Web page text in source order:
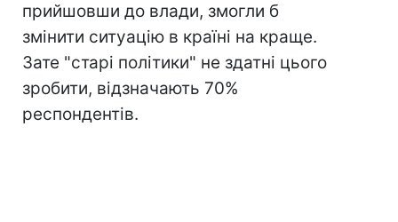
прийшовши до влади, змогли б
змінити ситуацію в країні на краще.
Зате "старі політики" не здатні цього
зробити, відзначають 70%
респондентів.